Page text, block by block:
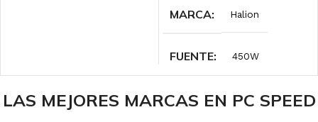
MARCA Halion
FUENTE 450W
RANURAS DE
LAS MEJORES MARCAS EN PC SPEED